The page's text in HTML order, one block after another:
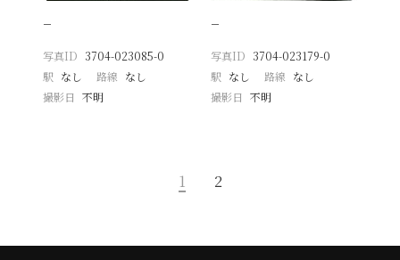
−
写真ID 3704-023085-0
駅 なし 路線 なし
撮影日
不明
−
写真ID 3704-023179-0
駅 なし 路線 なし
撮影日 不明
1 2